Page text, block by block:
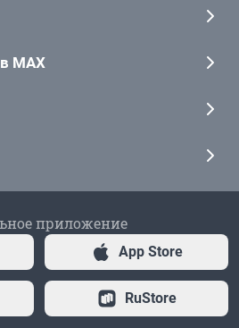
MAX
приложение
App Store
RuStore